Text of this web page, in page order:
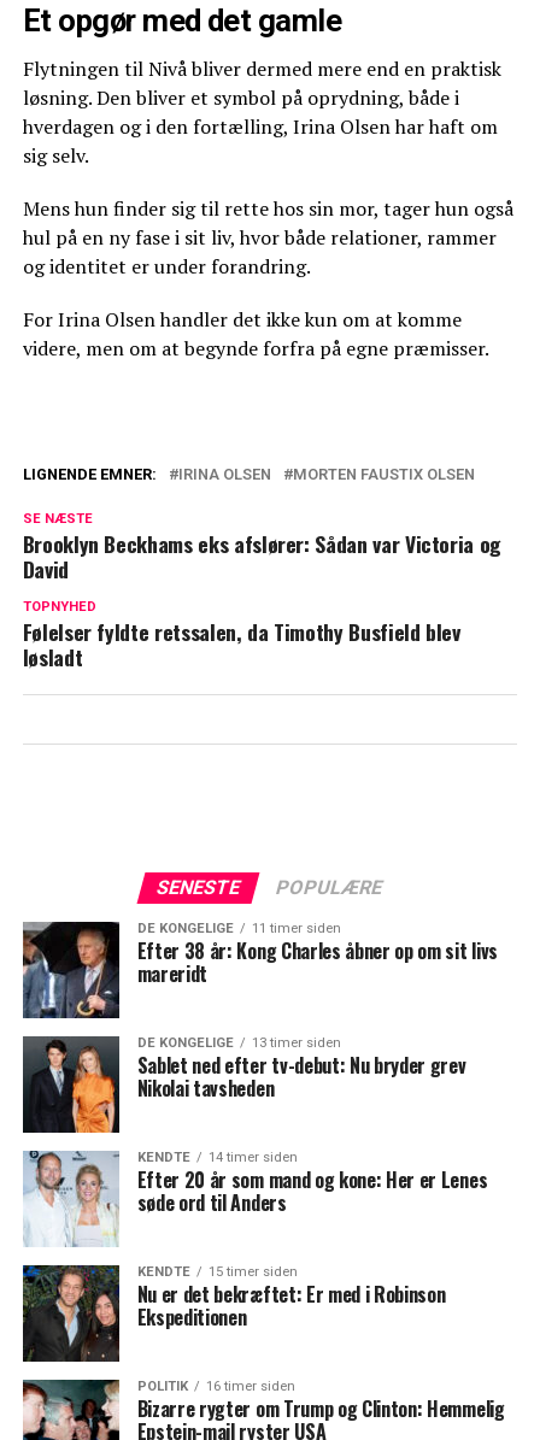
Et opgør med det gamle
Flytningen til Nivå bliver dermed mere end en praktisk
løsning. Den bliver et symbol på oprydning, både i
hverdagen og i den fortælling, Irina Olsen har haft om
sig selv.
Mens hun finder sig til rette hos sin mor, tager hun også
hul på en ny fase i sit liv, hvor både relationer, rammer
og identitet er under forandring.
For Irina Olsen handler det ikke kun om at komme
videre, men om at begynde forfra på egne præmisser.
selv igen
LIGNENDE EMNER: IRINA OLSEN MORTEN FAUSTIX OLSEN
SE NÆSTE
Brooklyn Beckhams eks afslører: Sådan var Victoria og
David
TOPNYHED
Følelser fyldte retssalen, da Timothy Busfield blev
løsladt
SENESTE POPULÆRE
DE KONGELIGE 11 timer siden
Efter 38 år: Kong Charles åbner op om sit livs
mareridt
DE KONGELIGE 13 timer siden
Sablet ned efter tv-debut: Nu bryder grev
Nikolai tavsheden
KENDTE 14 timer siden
Efter 20 år som mand og kone: Her er Lenes
søde ord til Anders
KENDTE 15 timer siden
Nu er det bekræftet: Er med i Robinson
Ekspeditionen
POLITIK 16 timer siden
Bizarre rygter om Trump og Clinton: Hemmelig
Epstein-mail ryster USA